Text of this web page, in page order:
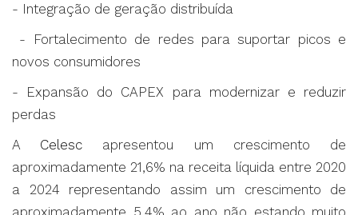
- Integração de geração distribuída
- Fortalecimento de redes para suportar picos e
novos consumidores
- Expansão do CAPEX para modernizar e reduzir
perdas
A Celesc apresentou um crescimento de
aproximadamente 21,6% na receita líquida entre 2020
a 2024 representando assim um crescimento de
aproximadamente 5,4% ao ano não estando muito